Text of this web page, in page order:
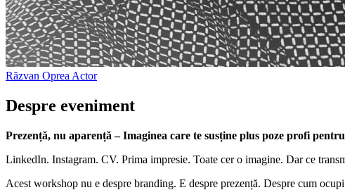
Răzvan Oprea Actor
Despre eveniment
Prezență, nu aparență – Imaginea care te susține plus poze profi
LinkedIn. Instagram. CV. Prima impresie. Toate cer o imagine. Dar ce
Acest workshop nu e despre branding. E despre prezență. Despre cum